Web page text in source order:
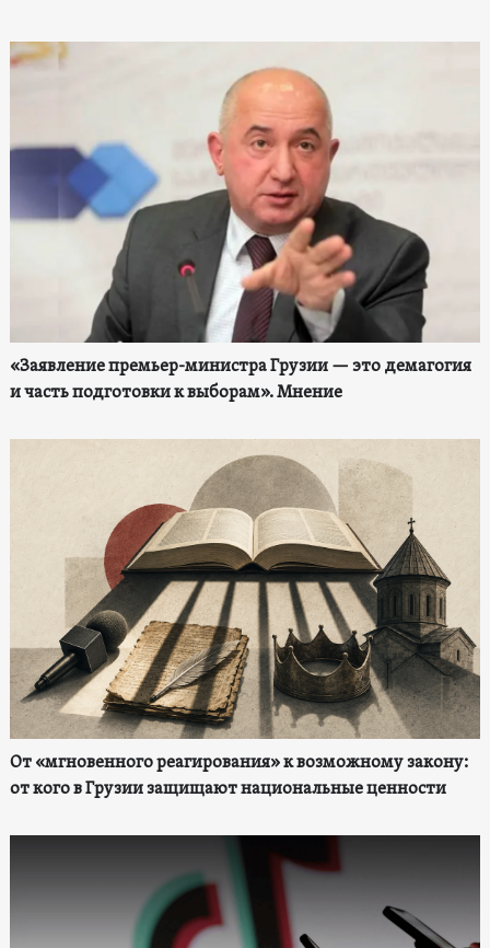
«Заявление премьер-министра Грузии — это демагогия
и часть подготовки к выборам». Мнение
От «мгновенного реагирования» к возможному закону:
от кого в Грузии защищают национальные ценности